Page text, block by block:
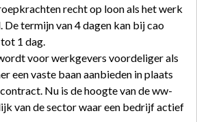
recht op loon als het werk
termijn van 4 dagen kan bij cao
1 dag.
voor werkgevers voordeliger als
een vaste baan aanbieden in plaats
Nu is de hoogte van de ww-
van de sector waar een bedrijf actief